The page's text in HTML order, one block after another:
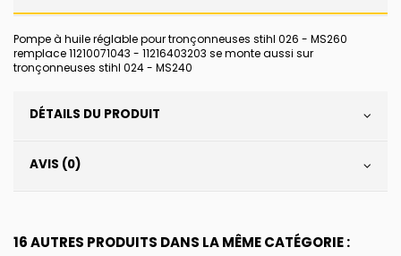
Pompe à huile réglable pour tronçonneuses stihl 026 - MS260
remplace 11210071043 - 11216403203 se monte aussi sur
tronçonneuses stihl 024 - MS240
DÉTAILS DU PRODUIT
AVIS (0)
16 AUTRES PRODUITS DANS LA MÊME CATÉGORIE :